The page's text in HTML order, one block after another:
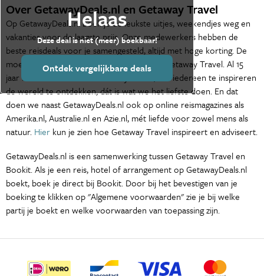
Helaas
Deze deal is niet (meer) boekbaar!
Ontdek vergelijkbare deals
Over GetawayDeals.nl en Getaway Travel
Op GetawayDeals.nl boek je de leukste uitjes, weekendjes weg en
vakanties voor de laagste prijs. Onze medewerkers hebben de
beste reisdeals voor je samengesteld, altijd met hoge korting. De
moederorganisatie van GetawayDeals.nl is Getaway Travel. Al 15
jaar is het de missie van Getaway Travel, om iedereen te inspireren
de wereld te ontdekken, dát is wat we het liefste doen. En dat
doen we naast GetawayDeals.nl ook op online reismagazines als
Amerika.nl, Australie.nl en Azie.nl, mét liefde voor zowel mens als
natuur. Hier kun je zien hoe Getaway Travel inspireert en adviseert.
GetawayDeals.nl is een samenwerking tussen Getaway Travel en
Bookit. Als je een reis, hotel of arrangement op GetawayDeals.nl
boekt, boek je direct bij Bookit. Door bij het bevestigen van je
boeking te klikken op "Algemene voorwaarden" zie je bij welke
partij je boekt en welke voorwaarden van toepassing zijn.